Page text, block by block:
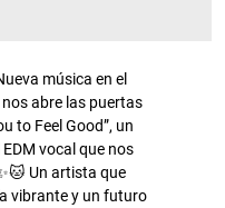
música en el
abre las puertas
to Feel Good”, un
vocal que nos
Un artista que
vibrante y un futuro